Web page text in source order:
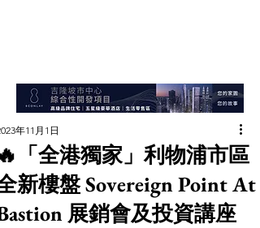
「全港獨家」利物浦市區
新樓盤 Sovereign Point At
展銷會及投資講座
年11月1日